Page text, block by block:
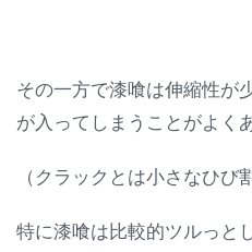
その一方で漆喰は伸縮性が
が入ってしまうことがよく
（クラックとは小さなひび
特に漆喰は比較的ツルっと